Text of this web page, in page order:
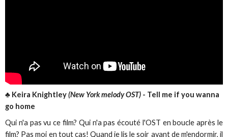
♣ Keira Knightley(New York melody OST) - Tell me if you wanna
go home
Qui n'a pas vu ce film? Qui n'a pas écouté l'OST en boucle après le
film? Pas moi en tout cas! Quand je lis le soir avant de m'endormir, il